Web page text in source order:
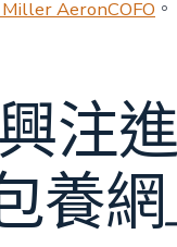
誼
AeronCOFO 。
注
養